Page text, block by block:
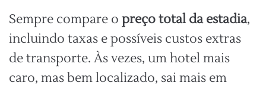
Sempre compare o preço total da estadia,
incluindo taxas e possíveis custos extras
de transporte. Às vezes, um hotel mais
caro, mas bem localizado, sai mais em